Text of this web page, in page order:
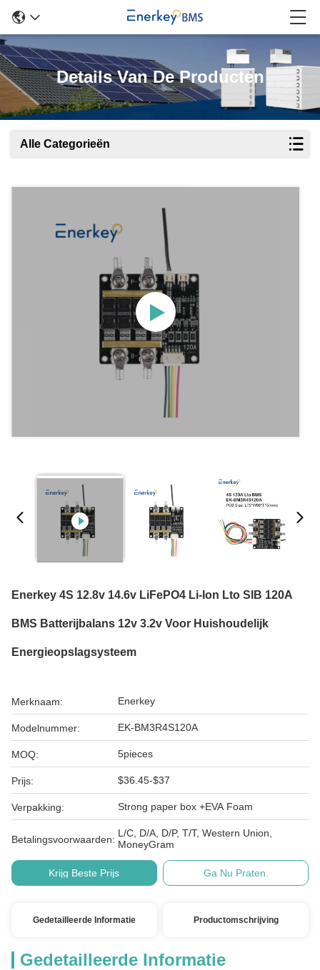
Details Van De Producten
Alle Categorieën
Enerkey 4S 12.8v 14.6v LiFePO4 Li-Ion Lto SIB 120A
BMS Batterijbalans 12v 3.2v Voor Huishoudelijk
Energieopslagsysteem
Merknaam: Enerkey
Modelnummer: EK-BM3R4S120A
MOQ: 5pieces
Prijs: $36.45-$37
Verpakking: Strong paper box +EVA Foam
Betalingsvoorwaarden:
L/C, D/A, D/P, T/T, Western Union,
MoneyGram
Krijg Beste Prijs Ga Nu Praten.
Gedetailleerde Informatie Productomschrijving
Gedetailleerde Informatie